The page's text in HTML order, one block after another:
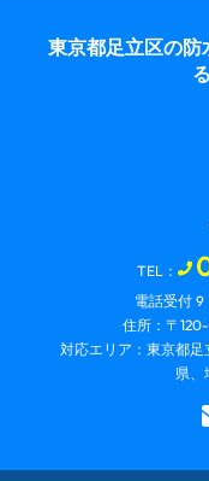
東京都足立区の
TEL：
電話受付 9
住所：〒
対応エリア：東京都
県、